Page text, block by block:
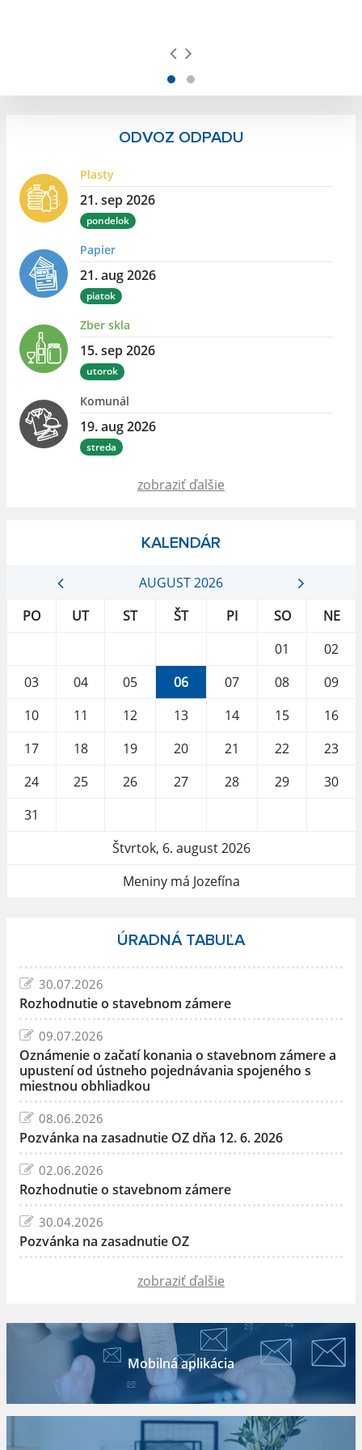
ODVOZ ODPADU
Plasty
21. sep 2026
pondelok
Papier
21. aug 2026
piatok
Zber skla
15. sep 2026
utorok
Komunál
19. aug 2026
streda
zobraziť ďalšie
KALENDÁR
AUGUST 2026
PO
UT ST ŠT PI SO
NE
01
02
03
04 05 06 07 08
09
10
11 12 13 14 15
16
17
18 19 20 21 22
23
24
25 26 27 28 29
30
31
Štvrtok, 6. august 2026
Meniny má Jozefína
ÚRADNÁ TABUĽA
30.07.2026
Rozhodnutie o stavebnom zámere
09.07.2026
Oznámenie o začatí konania o stavebnom zámere a
upustení od ústneho pojednávania spojeného s
miestnou obhliadkou
08.06.2026
Pozvánka na zasadnutie OZ dňa 12. 6. 2026
02.06.2026
Rozhodnutie o stavebnom zámere
30.04.2026
Pozvánka na zasadnutie OZ
zobraziť ďalšie
Mobilná aplikácia